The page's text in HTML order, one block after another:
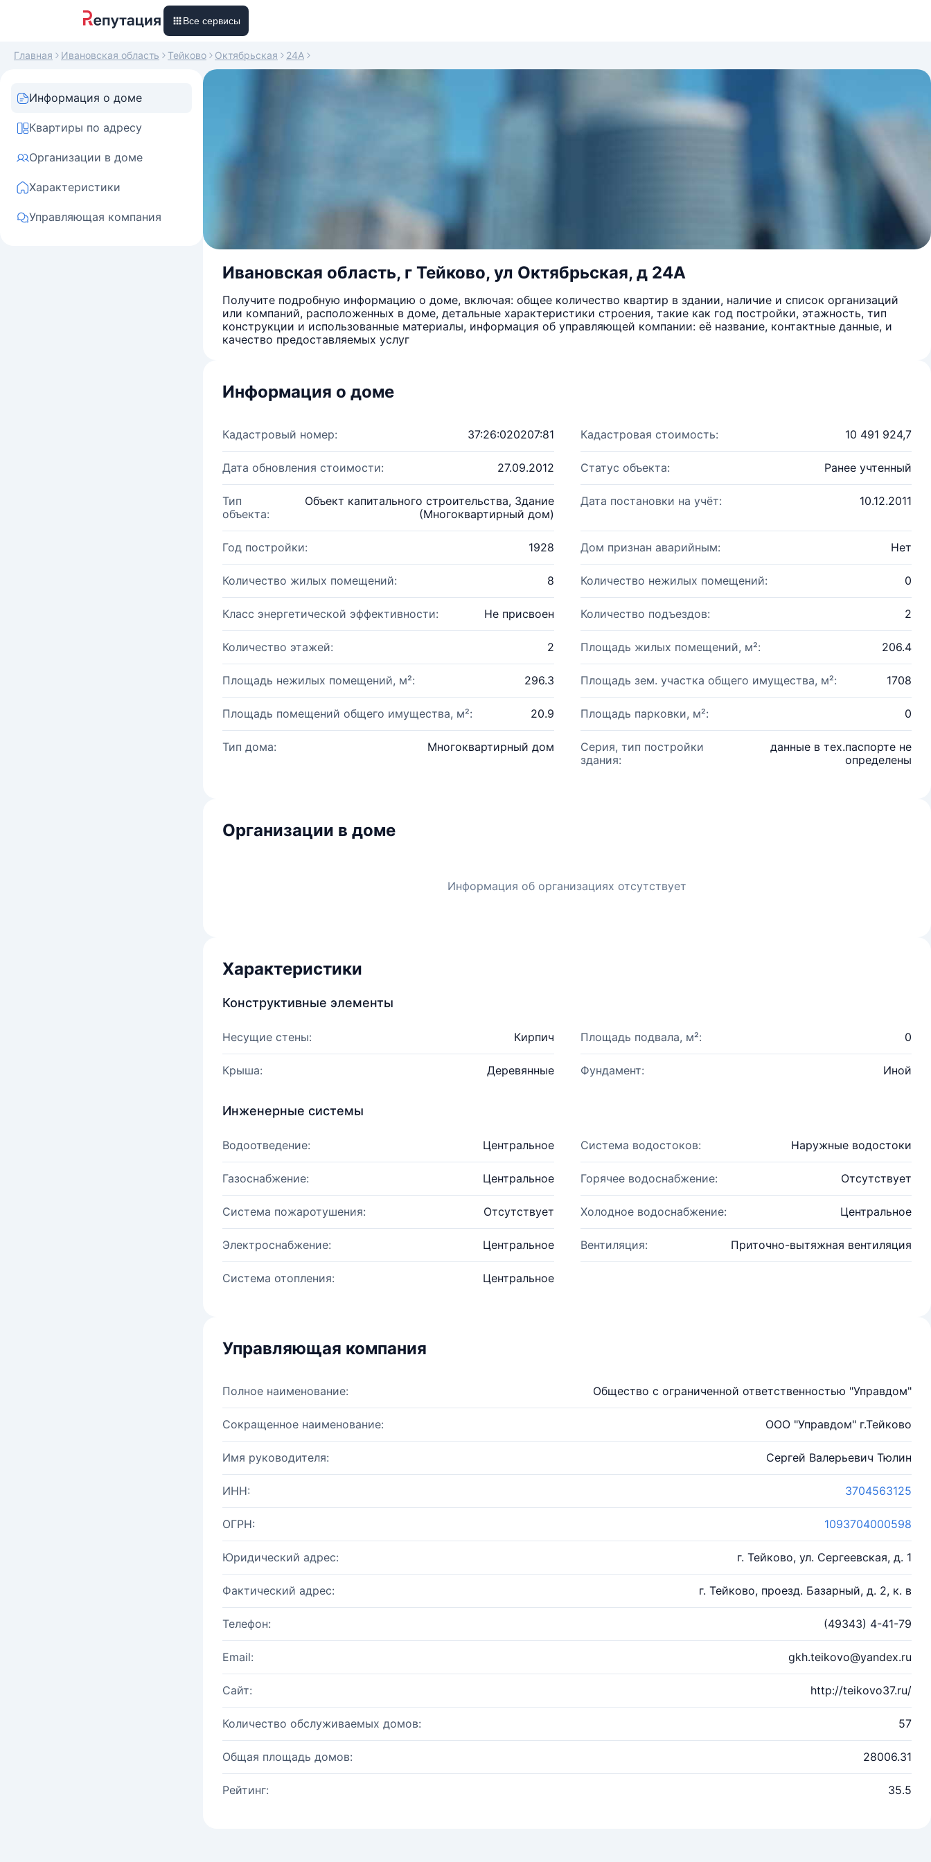
Все сервисы
Главная Ивановская область Тейково Октябрьская 24А
Информация о доме
Квартиры по адресу
Организации в доме
Характеристики
Управляющая компания
Ивановская область, г Тейково, ул Октябрьская, д 24А
Получите подробную информацию о доме, включая: общее количество квартир в здании, наличие и список организаций
или компаний, расположенных в доме, детальные характеристики строения, такие как год постройки, этажность, тип
конструкции и использованные материалы, информация об управляющей компании: её название, контактные данные, и
качество предоставляемых услуг
Информация о доме
Кадастровый номер: 37:26:020207:81 Кадастровая стоимость: 10 491 924,7
Дата обновления стоимости: 27.09.2012 Статус объекта: Ранее учтенный
Тип
объекта:
Объект капитального строительства, Здание
(Многоквартирный дом)
Дата постановки на учёт: 10.12.2011
Год постройки: 1928 Дом признан аварийным: Нет
Количество жилых помещений: 8 Количество нежилых помещений: 0
Класс энергетической эффективности: Не присвоен Количество подъездов: 2
Количество этажей: 2 Площадь жилых помещений, м²: 206.4
Площадь нежилых помещений, м²: 296.3 Площадь зем. участка общего имущества, м²: 1708
Площадь помещений общего имущества, м²: 20.9 Площадь парковки, м²: 0
Тип дома: Многоквартирный дом
Серия, тип постройки
здания:
данные в тех.паспорте не
определены
Организации в доме
Информация об организациях отсутствует
Характеристики
Конструктивные элементы
Несущие стены: Кирпич Площадь подвала, м²: 0
Крыша: Деревянные Фундамент: Иной
Инженерные системы
Водоотведение: Центральное Система водостоков: Наружные водостоки
Газоснабжение: Центральное Горячее водоснабжение: Отсутствует
Система пожаротушения: Отсутствует Холодное водоснабжение: Центральное
Электроснабжение: Центральное Вентиляция: Приточно-вытяжная вентиляция
Система отопления: Центральное
Управляющая компания
Полное наименование: Общество с ограниченной ответственностью "Управдом"
Сокращенное наименование: ООО "Управдом" г.Тейково
Имя руководителя: Сергей Валерьевич Тюлин
ИНН: 3704563125
ОГРН: 1093704000598
Юридический адрес: г. Тейково, ул. Сергеевская, д. 1
Фактический адрес: г. Тейково, проезд. Базарный, д. 2, к. в
Телефон: (49343) 4-41-79
Email: gkh.teikovo@yandex.ru
Сайт: http://teikovo37.ru/
Количество обслуживаемых домов: 57
Общая площадь домов: 28006.31
Рейтинг: 35.5